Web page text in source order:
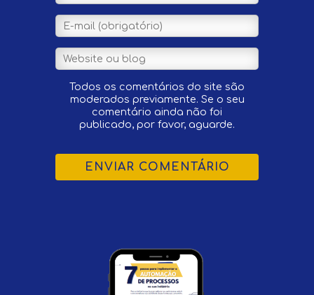
Todos os comentários do site são
moderados previamente. Se o seu
comentário ainda não foi
publicado, por favor, aguarde.